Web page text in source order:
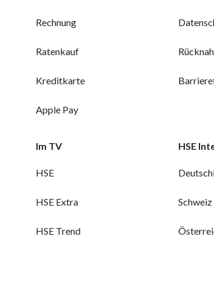
Rechnung
Ratenkauf
Kreditkarte
Apple Pay
Im TV
HSE
HSE Extra
HSE Trend
HSE
Schweiz